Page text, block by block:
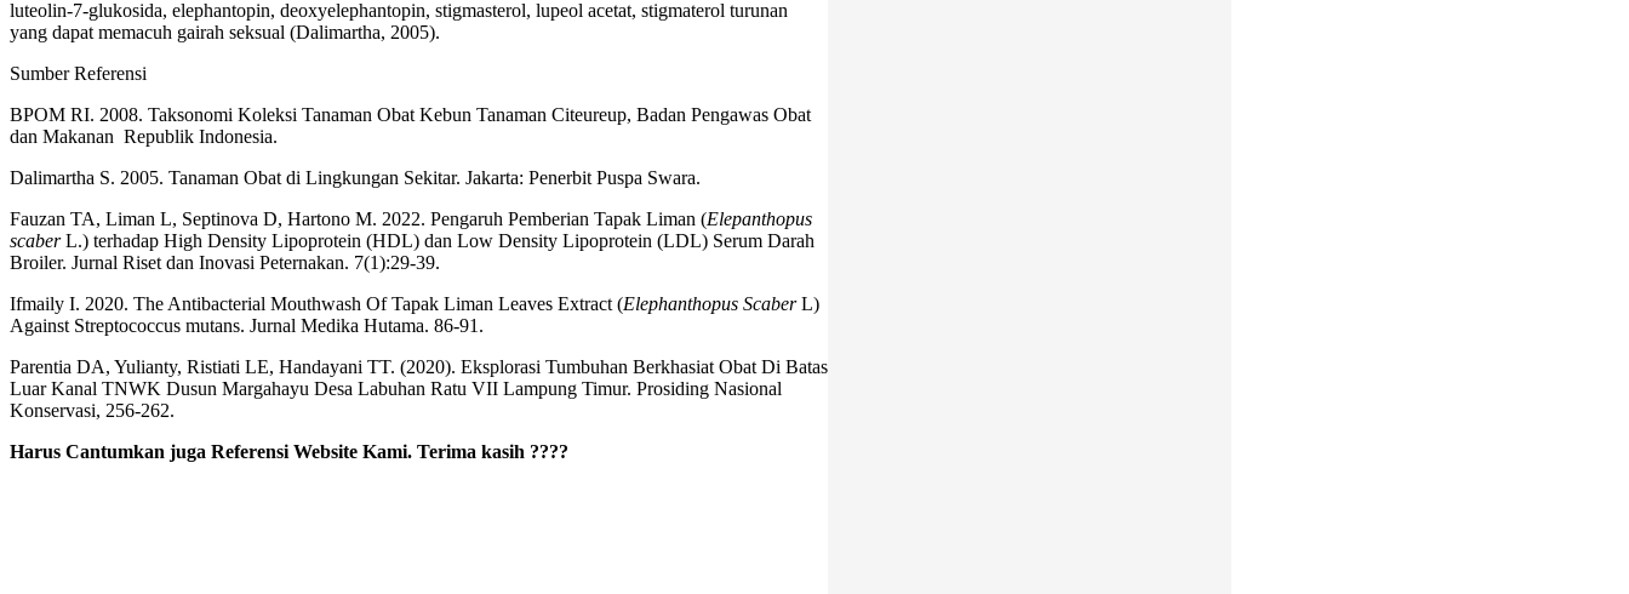
luteolin-7-glukosida, elephantopin, deoxyelephantopin, stigmasterol, lupeol acetat, stigmaterol turunan
yang dapat memacuh gairah seksual (Dalimartha, 2005).
Sumber Referensi
BPOM RI. 2008. Taksonomi Koleksi Tanaman Obat Kebun Tanaman Citeureup, Badan Pengawas Obat
dan Makanan Republik Indonesia.
Dalimartha S. 2005. Tanaman Obat di Lingkungan Sekitar. Jakarta: Penerbit Puspa Swara.
Fauzan TA, Liman L, Septinova D, Hartono M. 2022. Pengaruh Pemberian Tapak Liman (Elepanthopus
scaberL.) terhadap High Density Lipoprotein (HDL) dan Low Density Lipoprotein (LDL) Serum Darah
Broiler. Jurnal Riset dan Inovasi Peternakan. 7(1):29-39.
Ifmaily I. 2020. The Antibacterial Mouthwash Of Tapak Liman Leaves Extract (Elephanthopus ScaberL)
Against Streptococcus mutans. Jurnal Medika Hutama. 86-91.
Parentia DA, Yulianty, Ristiati LE, Handayani TT. (2020). Eksplorasi Tumbuhan Berkhasiat Obat Di Batas
Luar Kanal TNWK Dusun Margahayu Desa Labuhan Ratu VII Lampung Timur. Prosiding Nasional
Konservasi, 256-262.
Harus Cantumkan juga Referensi Website Kami. Terima kasih ????